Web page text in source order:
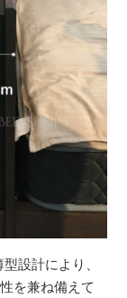
設計により、
を兼ね備えて